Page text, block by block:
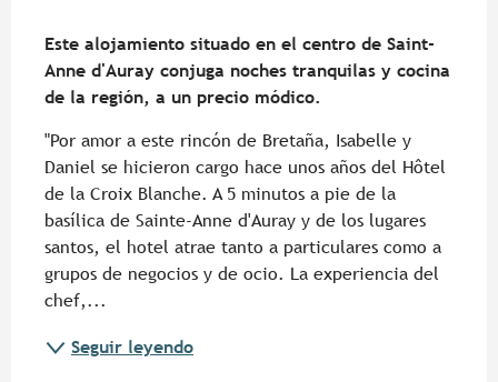
Este alojamiento situado en el centro de Saint-
Anne d'Auray conjuga noches tranquilas y cocina
de la región, a un precio módico.
"Por amor a este rincón de Bretaña, Isabelle y
Daniel se hicieron cargo hace unos años del Hôtel
de la Croix Blanche. A 5 minutos a pie de la
basílica de Sainte-Anne d'Auray y de los lugares
santos, el hotel atrae tanto a particulares como a
grupos de negocios y de ocio. La experiencia del
chef,...
Seguir leyendo